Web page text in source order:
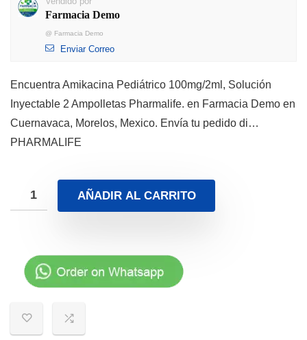
Farmacia Demo
@ Farmacia Demo
Enviar Correo
Encuentra Amikacina Pediátrico 100mg/2ml, Solución
Inyectable 2 Ampolletas Pharmalife. en Farmacia Demo en
Cuernavaca, Morelos, Mexico. Envía tu pedido di…
PHARMALIFE
AÑADIR AL CARRITO